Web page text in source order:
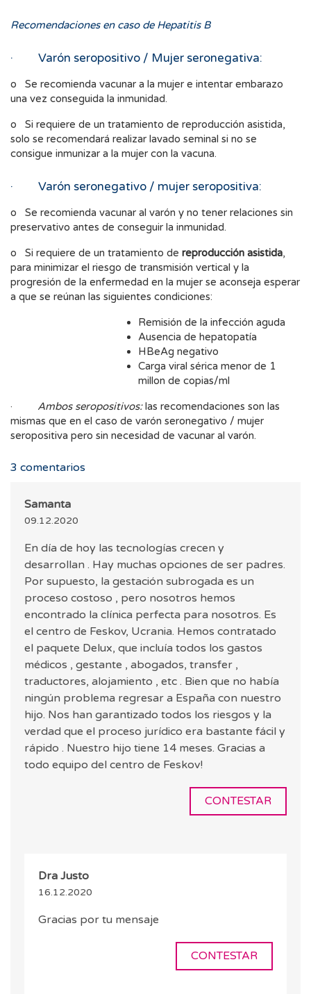
Recomendaciones en caso de Hepatitis B
· Varón seropositivo / Mujer seronegativa:
o Se recomienda vacunar a la mujer e intentar embarazo
una vez conseguida la inmunidad.
o Si requiere de un tratamiento de reproducción asistida,
solo se recomendará realizar lavado seminal si no se
consigue inmunizar a la mujer con la vacuna.
· Varón seronegativo / mujer seropositiva:
o Se recomienda vacunar al varón y no tener relaciones sin
preservativo antes de conseguir la inmunidad.
o Si requiere de un tratamiento de reproducción asistida,
para minimizar el riesgo de transmisión vertical y la
progresión de la enfermedad en la mujer se aconseja esperar
a que se reúnan las siguientes condiciones:
Remisión de la infección aguda
Ausencia de hepatopatía
HBeAg negativo
Carga viral sérica menor de 1
millon de copias/ml
· Ambos seropositivos:las recomendaciones son las
mismas que en el caso de varón seronegativo / mujer
seropositiva pero sin necesidad de vacunar al varón.
3 comentarios
Samanta
09.12.2020
En día de hoy las tecnologías crecen y
desarrollan . Hay muchas opciones de ser padres.
Por supuesto, la gestación subrogada es un
proceso costoso , pero nosotros hemos
encontrado la clínica perfecta para nosotros. Es
el centro de Feskov, Ucrania. Hemos contratado
el paquete Delux, que incluía todos los gastos
médicos , gestante , abogados, transfer ,
traductores, alojamiento , etc . Bien que no había
ningún problema regresar a España con nuestro
hijo. Nos han garantizado todos los riesgos y la
verdad que el proceso jurídico era bastante fácil y
rápido . Nuestro hijo tiene 14 meses. Gracias a
todo equipo del centro de Feskov!
CONTESTAR
Dra Justo
16.12.2020
Gracias por tu mensaje
CONTESTAR